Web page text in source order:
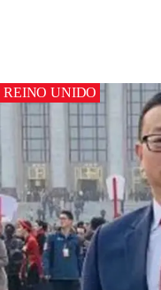
REINO UNIDO